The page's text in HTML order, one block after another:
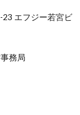
エフジー若宮ビ
務局